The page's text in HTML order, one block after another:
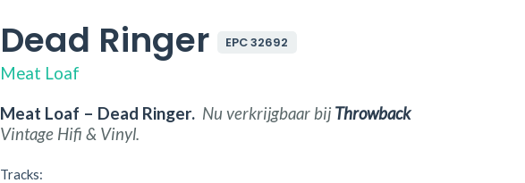
Dead Ringer EPC 32692
Meat Loaf
Meat Loaf – Dead Ringer. Nu verkrijgbaar bij Throwback
Vintage Hifi & Vinyl.
Tracks: